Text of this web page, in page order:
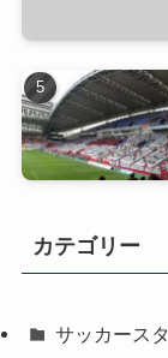
カテゴリー
サッカース